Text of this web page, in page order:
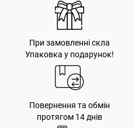
При замовленні скла
Упаковка у подарунок!
Повернення та обмін
протягом 14 днів